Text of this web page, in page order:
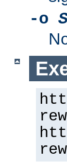
-o